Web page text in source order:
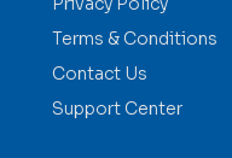
Terms & Conditions
Contact Us
Support Center